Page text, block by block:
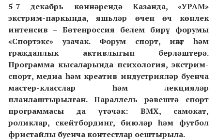
5-7 декабрь көннәрендә Казанда, «УРАМ»
экстрим-паркында, яшьләр өчен өч көнлек
интенсив – Бөтенроссия белем бирү форумы
«Спортэкс» узачак. Форум спорт, иҗат һәм
гражданлык активлыгын берләштерә.
Программа кысаларында психология, экстрим-
спорт, медиа һәм креатив индустрияләр буенча
мастер-класслар һәм лекцияләр
планлаштырылган. Параллель рәвештә спорт
программасы да үтәчәк: BMX, самокат,
роликлар, скейтбординг, биюләр һәм футбол
фристайлы буенча контестлар оештырыла.